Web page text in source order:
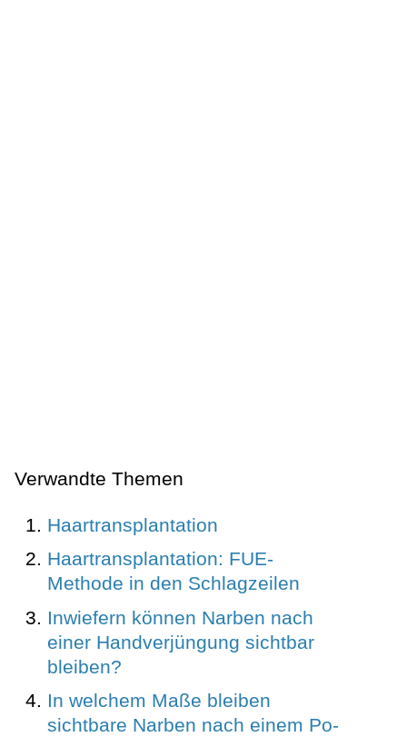
Verwandte Themen
Haartransplantation
Haartransplantation: FUE-
Methode in den Schlagzeilen
Inwiefern können Narben nach
einer Handverjüngung sichtbar
bleiben?
In welchem Maße bleiben
sichtbare Narben nach einem Po-